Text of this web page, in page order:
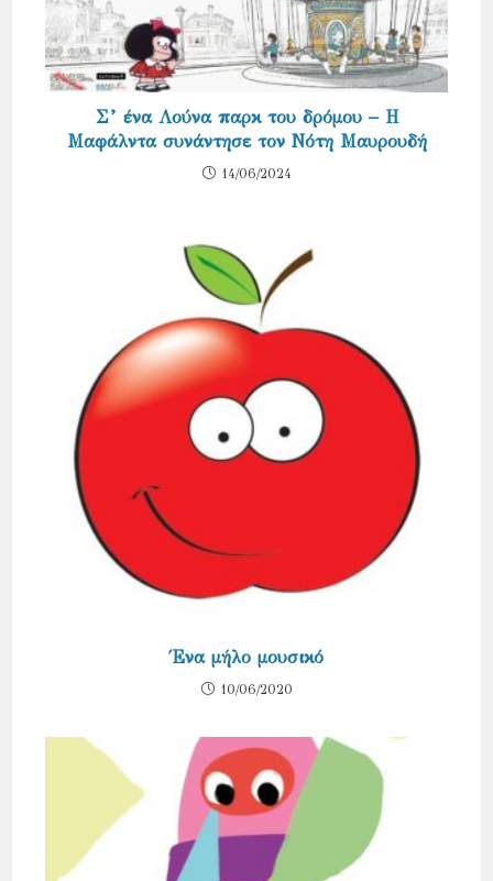
Σ’ ένα Λούνα παρκ του δρόμου – Η
Μαφάλντα συνάντησε τον Νότη Μαυρουδή
14/06/2024
Ένα μήλο μουσικό
10/06/2020